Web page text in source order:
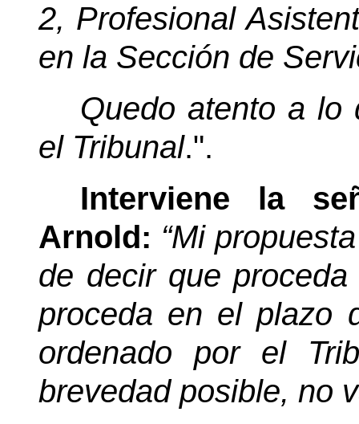
2, Profesional
en la Sección de
Quedo atento a lo
el Tribunal.".
Interviene la
Arnold: “Mi
de decir que
proceda en el plazo
ordenado por el
brevedad posible, no